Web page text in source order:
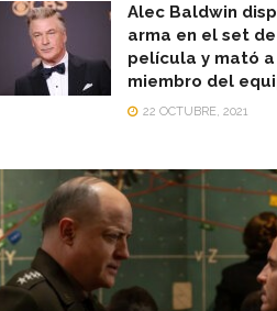
Alec Baldwin
arma en el set
película y mató a
miembro del
22 OCTUBRE, 2021